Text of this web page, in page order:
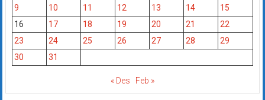
9
10 11 12 13 14
15
16
17 18 19 20 21
22
23
24 25 26 27 28
29
30
31
« Des Feb »